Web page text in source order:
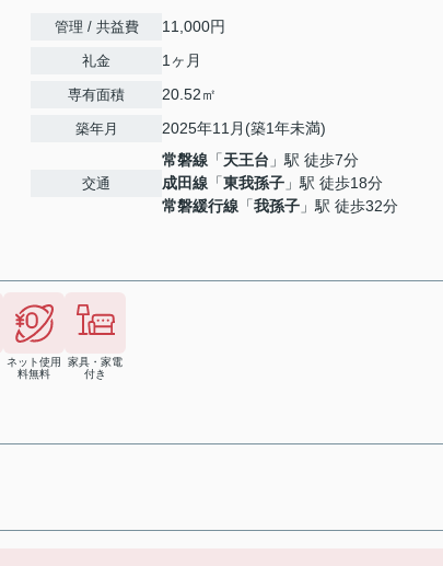
管理 / 共益費 11,000円
礼金 1ヶ月
専有面積 20.52㎡
築年月 2025年11月(築1年未満)
交通
常磐線 「天王台 」駅 徒歩7分
成田線 「東我孫子 」駅 徒歩18分
常磐緩行線 「我孫子 」駅 徒歩32分
ネット使用
料無料
家具・家電
付き